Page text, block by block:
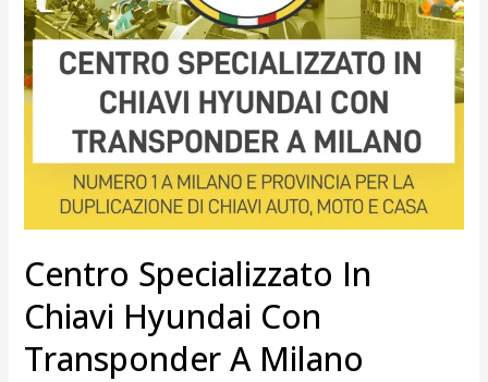
Centro Specializzato In
Chiavi Hyundai Con
Transponder A Milano
Milano